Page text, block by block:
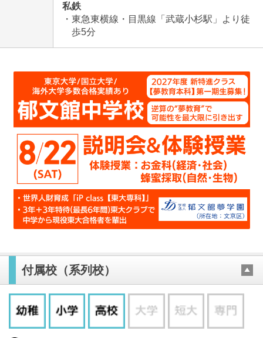
私鉄
・東急東横線・目黒線「武蔵小杉駅」より徒
歩5分
付属校（系列校）